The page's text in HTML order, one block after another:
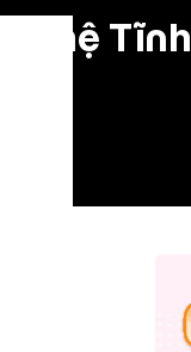
Tĩnh